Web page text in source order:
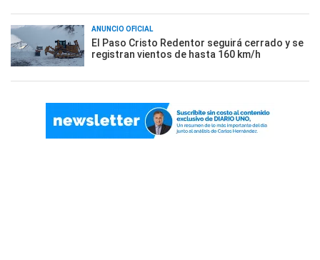
ANUNCIO OFICIAL
El Paso Cristo Redentor seguirá cerrado y se
registran vientos de hasta 160 km/h